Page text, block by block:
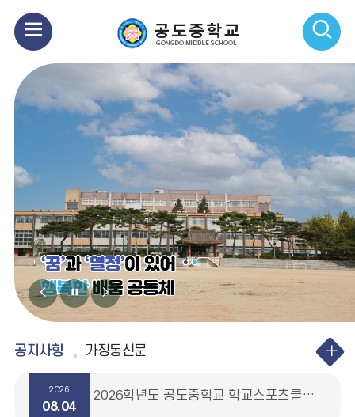
모
바
일
열
기
검
색
열
기
비
주
얼
이
전
비
주
정
지
비
주
얼
공지사항
공지사항 가정통신문
2026학년도 공도중학교 학교스포츠클럽활동 강사 채용 공고
2026
08.04
공
사
항